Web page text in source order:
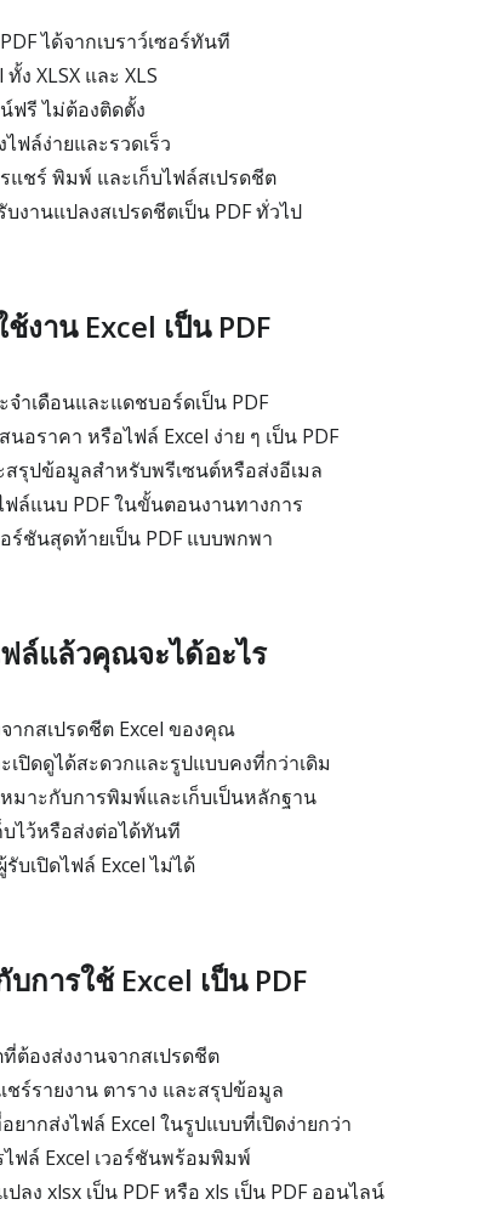
ได้จากเบราว์เซอร์ทันที
ง XLSX และ XLS
ฟรี ไม่ต้องติดตั้ง
ฟล์ง่ายและรวดเร็ว
แชร์ พิมพ์ และเก็บไฟล์สเปรดชีต
งานแปลงสเปรดชีตเป็น PDF ทั่วไป
งาน Excel เป็น PDF
จำเดือนและแดชบอร์ดเป็น PDF
นอราคา หรือไฟล์ Excel ง่าย ๆ เป็น PDF
สรุปข้อมูลสำหรับพรีเซนต์หรือส่งอีเมล
ฟล์แนบ PDF ในขั้นตอนงานทางการ
อร์ชันสุดท้ายเป็น PDF แบบพกพา
ล์แล้วคุณจะได้อะไร
ากสเปรดชีต Excel ของคุณ
เปิดดูได้สะดวกและรูปแบบคงที่กว่าเดิม
มาะกับการพิมพ์และเก็บเป็นหลักฐาน
ไว้หรือส่งต่อได้ทันที
บเปิดไฟล์ Excel ไม่ได้
การใช้ Excel เป็น PDF
ต้องส่งงานจากสเปรดชีต
ร์รายงาน ตาราง และสรุปข้อมูล
ยากส่งไฟล์ Excel ในรูปแบบที่เปิดง่ายกว่า
ฟล์ Excel เวอร์ชันพร้อมพิมพ์
ลง xlsx เป็น PDF หรือ xls เป็น PDF ออนไลน์